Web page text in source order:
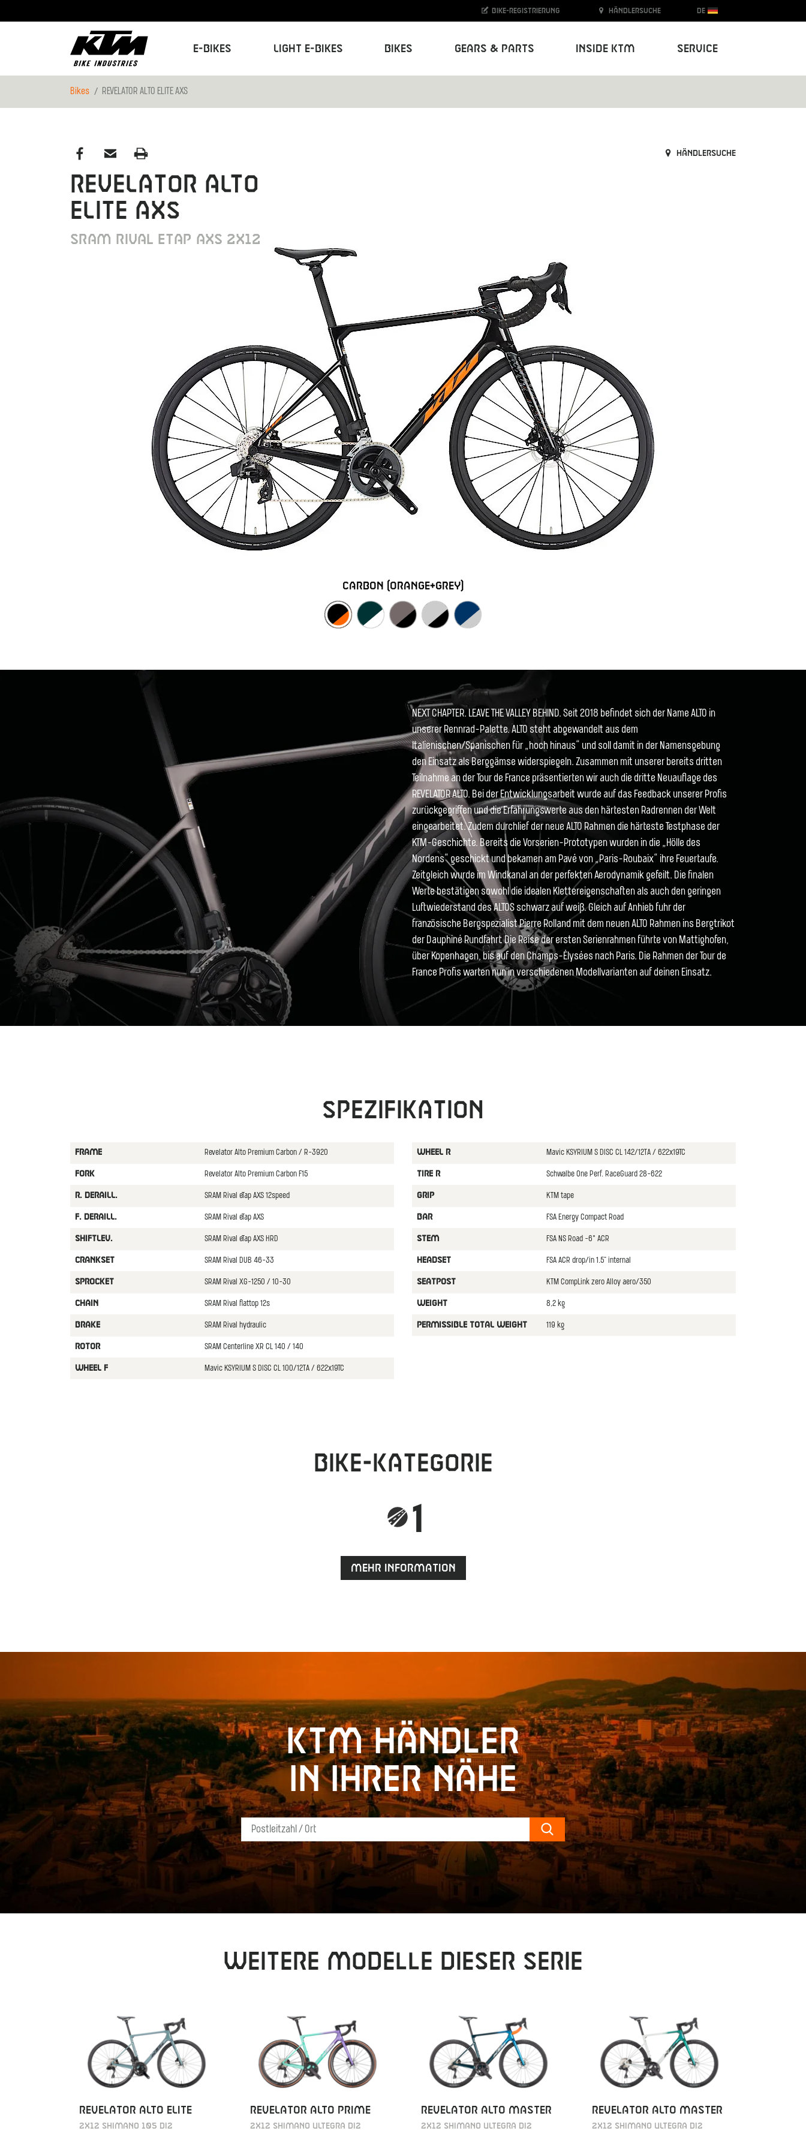
E-Bikes Light E-Bikes Bikes Gears & Parts Inside KTM Service
Bike-Registrierung Händlersuche DE
Bikes REVELATOR ALTO ELITE AXS
Händlersuche
REVELATOR ALTO
ELITE AXS
SRAM Rival eTap AXS 2x12
carbon (orange+grey)
NEXT CHAPTER. LEAVE THE VALLEY BEHIND. Seit 2018 befindet sich der Name ALTO in
unserer Rennrad-Palette. ALTO steht abgewandelt aus dem
Italienischen/Spanischen für „hoch hinaus“ und soll damit in der Namensgebung
den Einsatz als Berggämse widerspiegeln. Zusammen mit unserer bereits dritten
Teilnahme an der Tour de France präsentierten wir auch die dritte Neuauflage des
REVELATOR ALTO. Bei der Entwicklungsarbeit wurde auf das Feedback unserer Profis
zurückgegriffen und die Erfahrungswerte aus den härtesten Radrennen der Welt
eingearbeitet. Zudem durchlief der neue ALTO Rahmen die härteste Testphase der
KTM-Geschichte. Bereits die Vorserien-Prototypen wurden in die „Hölle des
Nordens“ geschickt und bekamen am Pavé von „Paris-Roubaix“ ihre Feuertaufe.
Zeitgleich wurde im Windkanal an der perfekten Aerodynamik gefeilt. Die finalen
Werte bestätigen sowohl die idealen Klettereigenschaften als auch den geringen
Luftwiederstand des ALTOS schwarz auf weiß. Gleich auf Anhieb fuhr der
französische Bergspezialist Pierre Rolland mit dem neuen ALTO Rahmen ins Bergtrikot
der Dauphiné Rundfahrt. Die Reise der ersten Serienrahmen führte von Mattighofen,
über Kopenhagen, bis auf den Champs-Élysées nach Paris. Die Rahmen der Tour de
France Profis warten nun in verschiedenen Modellvarianten auf deinen Einsatz.
Spezifikation
FRAME Revelator Alto Premium Carbon / R-3920
FORK Revelator Alto Premium Carbon F15
R. DERAILL. SRAM Rival eTap AXS 12speed
F. DERAILL. SRAM Rival eTap AXS
SHIFTLEV. SRAM Rival eTap AXS HRD
CRANKSET SRAM Rival DUB 46-33
SPROCKET SRAM Rival XG-1250 / 10-30
CHAIN SRAM Rival flattop 12s
BRAKE SRAM Rival hydraulic
ROTOR SRAM Centerline XR CL 140 / 140
WHEEL F Mavic KSYRIUM S DISC CL 100/12TA / 622x19TC
WHEEL R Mavic KSYRIUM S DISC CL 142/12TA / 622x19TC
TIRE R Schwalbe One Perf. RaceGuard 28-622
GRIP KTM tape
BAR FSA Energy Compact Road
STEM FSA NS Road -6° ACR
HEADSET FSA ACR drop/in 1.5" internal
SEATPOST KTM CompLink zero Alloy aero/350
WEIGHT 8,2 kg
PERMISSIBLE TOTAL WEIGHT 119 kg
Bike-Kategorie
1
Mehr Information
KTM Händler
in Ihrer Nähe
Search
Weitere Modelle dieser Serie
REVELATOR ALTO ELITE
2X12 SHIMANO 105 DI2
REVELATOR ALTO PRIME
2X12 SHIMANO ULTEGRA DI2
REVELATOR ALTO MASTER
2X12 SHIMANO ULTEGRA DI2
REVELATOR ALTO MASTER
2X12 SHIMANO ULTEGRA DI2